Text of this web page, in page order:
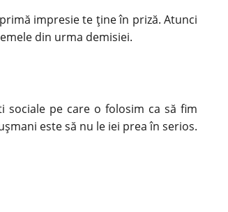
impresie te ține în priză. Atunci
din urma demisiei.
sociale pe care o folosim ca să fim
este să nu le iei prea în serios.